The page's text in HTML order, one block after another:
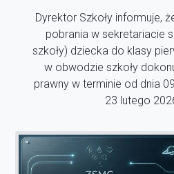
Dyrektor Szkoły informuje,
pobrania w sekretariacie
szkoły) dziecka do klasy
w obwodzie szkoły
prawny w terminie od dnia
23 lutego